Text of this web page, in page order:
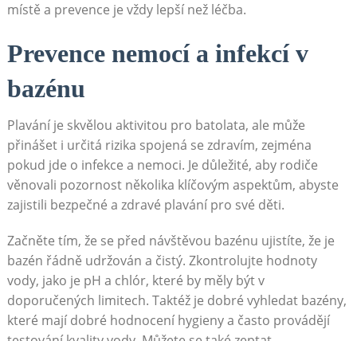
místě a prevence je vždy lepší než léčba.
Prevence nemocí a infekcí v
bazénu
Plavání je skvělou aktivitou pro batolata, ale může
přinášet i určitá rizika spojená se zdravím, zejména
pokud jde o infekce a nemoci. Je důležité, aby rodiče
věnovali pozornost několika klíčovým aspektům, abyste
zajistili bezpečné a zdravé plavání pro své děti.
Začněte tím, že se před návštěvou bazénu ujistíte, že je
bazén řádně udržován a čistý. Zkontrolujte hodnoty
vody, jako je pH a chlór, které by měly být v
doporučených limitech. Taktéž je dobré vyhledat bazény,
které mají dobré hodnocení hygieny a často provádějí